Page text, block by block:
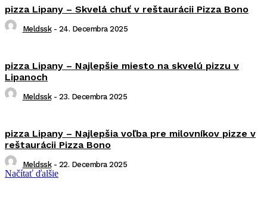
pizza Lipany – Skvelá chuť v reštaurácii Pizza Bono
Meldssk - 24. Decembra 2025
pizza Lipany – Najlepšie miesto na skvelú pizzu v
Lipanoch
Meldssk - 23. Decembra 2025
pizza Lipany – Najlepšia voľba pre milovníkov pizze v
reštaurácii Pizza Bono
Meldssk - 22. Decembra 2025
Načítať ďalšie